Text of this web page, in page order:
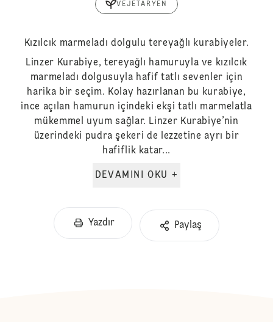
VEJETARYEN
Kızılcık marmeladı dolgulu tereyağlı kurabiyeler.
Linzer Kurabiye, tereyağlı hamuruyla ve kızılcık
marmeladı dolgusuyla hafif tatlı sevenler için
harika bir seçim. Kolay hazırlanan bu kurabiye,
ince açılan hamurun içindeki ekşi tatlı marmelatla
mükemmel uyum sağlar. Linzer Kurabiye’nin
üzerindeki pudra şekeri de lezzetine ayrı bir
hafiflik katar...
DEVAMINI OKU +
Yazdır Paylaş